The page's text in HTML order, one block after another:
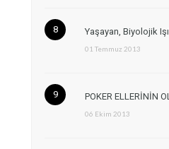
Yaşayan, Biyolojik
01 Temmuz 2013
POKER ELLERİNİN
06 Ekim 2013